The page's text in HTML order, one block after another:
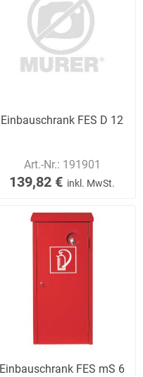
Einbauschrank FES D 12
Art.-Nr.: 191901
139,82 € inkl. MwSt.
Einbauschrank FES mS 6